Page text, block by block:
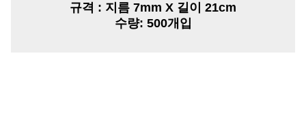
규격 : 지름 7mm X 길이 21cm
수량: 500개입